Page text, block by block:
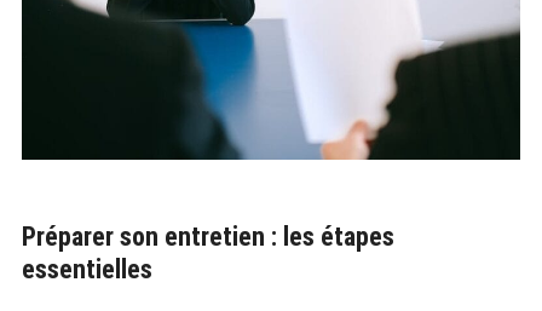
Préparer son entretien : les étapes
essentielles